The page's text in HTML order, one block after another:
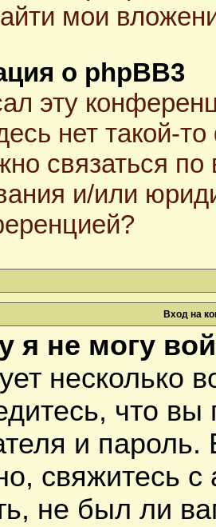
мои
о phpBB3
эту
нет такой-
связаться по
и/или
Вход на
я не могу
несколько
что
и
свяжитесь
не был ли